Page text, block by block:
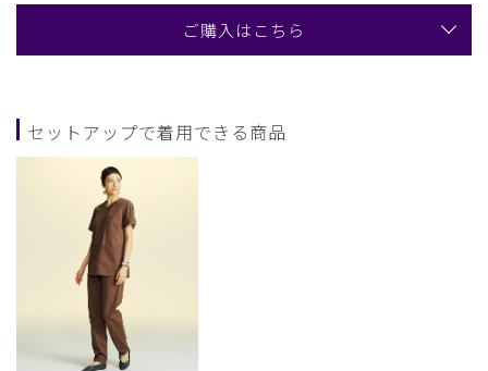
ご購入はこちら
セットアップで着用できる商品